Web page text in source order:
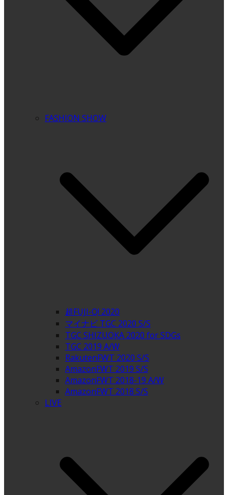
FASHION SHOW
超FUJI-Q! 2020
マイナビ TGC 2020 S/S
TGC SHIZUOKA 2020 for SDGs
TGC 2019 A/W
RakutenFWT 2020 S/S
AmazonFWT 2019 S/S
AmazonFWT 2018-19 A/W
AmazonFWT 2018 S/S
LIVE